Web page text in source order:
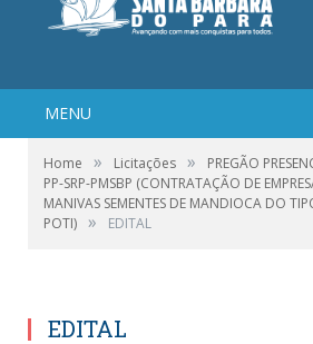
MENU
Home » Licitações »
PREGÃO
PP-SRP-PMSBP (CONTRATAÇÃO DE
MANIVAS SEMENTES DE MANDIOCA DO
POTI) » EDITAL
EDITAL